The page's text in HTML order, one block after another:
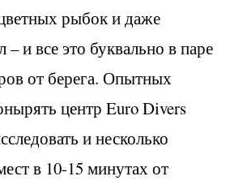
рыбок и даже
и все это буквально в паре
от берега. Опытных
центр Euro Divers
и несколько
в 10-15 минутах от